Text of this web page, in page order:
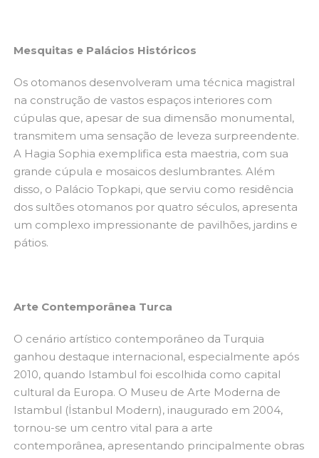
Mesquitas e Palácios Históricos
Os otomanos desenvolveram uma técnica magistral
na construção de vastos espaços interiores com
cúpulas que, apesar de sua dimensão monumental,
transmitem uma sensação de leveza surpreendente.
A Hagia Sophia exemplifica esta maestria, com sua
grande cúpula e mosaicos deslumbrantes. Além
disso, o Palácio Topkapi, que serviu como residência
dos sultões otomanos por quatro séculos, apresenta
um complexo impressionante de pavilhões, jardins e
pátios.
Arte Contemporânea Turca
O cenário artístico contemporâneo da Turquia
ganhou destaque internacional, especialmente após
2010, quando Istambul foi escolhida como capital
cultural da Europa. O Museu de Arte Moderna de
Istambul (İstanbul Modern), inaugurado em 2004,
tornou-se um centro vital para a arte
contemporânea, apresentando principalmente obras